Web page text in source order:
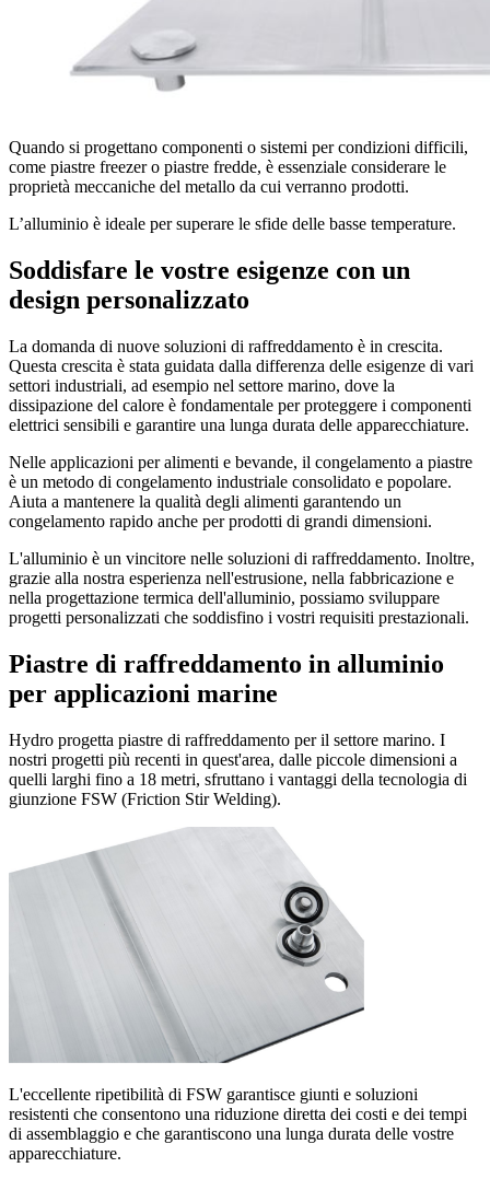
Quando si progettano componenti o sistemi per condizioni difficili,
come piastre freezer o piastre fredde, è essenziale considerare le
proprietà meccaniche del metallo da cui verranno prodotti.
L’alluminio è ideale per superare le sfide delle basse temperature.
Soddisfare le vostre esigenze con un
design personalizzato
La domanda di nuove soluzioni di raffreddamento è in crescita.
Questa crescita è stata guidata dalla differenza delle esigenze di vari
settori industriali, ad esempio nel settore marino, dove la
dissipazione del calore è fondamentale per proteggere i componenti
elettrici sensibili e garantire una lunga durata delle apparecchiature.
Nelle applicazioni per alimenti e bevande, il congelamento a piastre
è un metodo di congelamento industriale consolidato e popolare.
Aiuta a mantenere la qualità degli alimenti garantendo un
congelamento rapido anche per prodotti di grandi dimensioni.
L'alluminio è un vincitore nelle soluzioni di raffreddamento. Inoltre,
grazie alla nostra esperienza nell'estrusione, nella fabbricazione e
nella progettazione termica dell'alluminio, possiamo sviluppare
progetti personalizzati che soddisfino i vostri requisiti prestazionali.
Piastre di raffreddamento in alluminio
per applicazioni marine
Hydro progetta piastre di raffreddamento per il settore marino. I
nostri progetti più recenti in quest'area, dalle piccole dimensioni a
quelli larghi fino a 18 metri, sfruttano i vantaggi della tecnologia di
giunzione FSW (Friction Stir Welding).
L'eccellente ripetibilità di FSW garantisce giunti e soluzioni
resistenti che consentono una riduzione diretta dei costi e dei tempi
di assemblaggio e che garantiscono una lunga durata delle vostre
apparecchiature.